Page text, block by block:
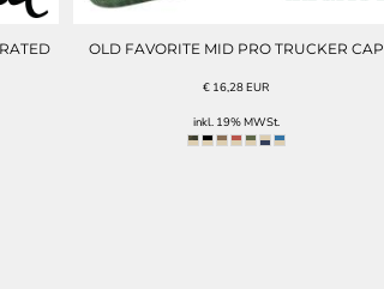
OLD FAVORITE MID PRO TRUCKER CAP
€ 16,28EUR
inkl. 19% MWSt.